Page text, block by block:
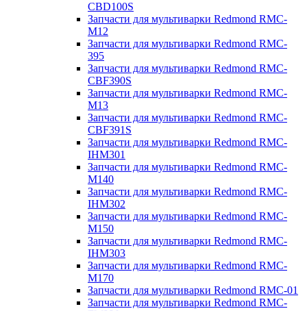
CBD100S
Запчасти для мультиварки Redmond RMC-
M12
Запчасти для мультиварки Redmond RMC-
395
Запчасти для мультиварки Redmond RMC-
CBF390S
Запчасти для мультиварки Redmond RMC-
M13
Запчасти для мультиварки Redmond RMC-
CBF391S
Запчасти для мультиварки Redmond RMC-
IHM301
Запчасти для мультиварки Redmond RMC-
M140
Запчасти для мультиварки Redmond RMC-
IHM302
Запчасти для мультиварки Redmond RMC-
M150
Запчасти для мультиварки Redmond RMC-
IHM303
Запчасти для мультиварки Redmond RMC-
M170
Запчасти для мультиварки Redmond RMC-01
Запчасти для мультиварки Redmond RMC-